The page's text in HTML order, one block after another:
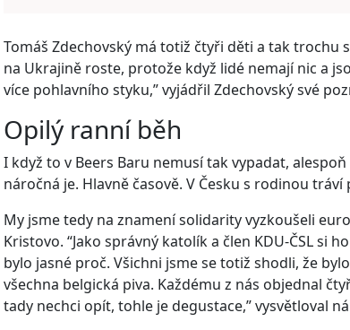
Tomáš Zdechovský má totiž čtyři děti a tak trochu
na Ukrajině roste, protože když lidé nemají nic a
více pohlavního styku,” vyjádřil Zdechovský své
Opilý ranní běh
I když to v Beers Baru nemusí tak vypadat,
náročná je. Hlavně časově. V Česku s rodinou
My jsme tedy na znamení solidarity vyzkoušeli
Kristovo. “Jako správný katolík a člen KDU-ČSL si
bylo jasné proč. Všichni jsme se totiž shodli, že
všechna belgická piva. Každému z nás objednal
tady nechci opít, tohle je degustace,” vysvětloval